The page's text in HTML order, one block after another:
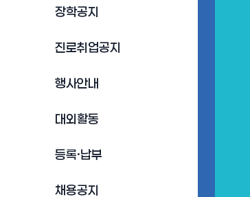
장학공지
진로취업공지
행사안내
대외활동
등록·납부
채용공지